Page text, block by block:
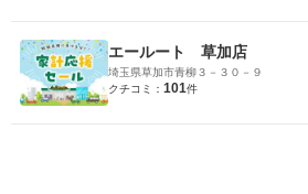
エールート 草加店
埼玉県草加市青柳３－３０－９
クチコミ： 101件